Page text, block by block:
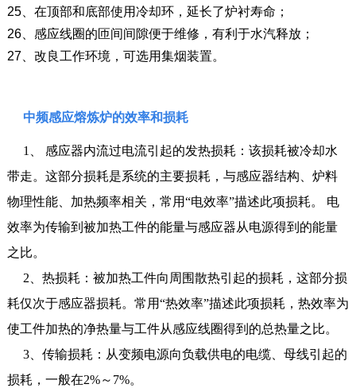
25、在顶部和底部使用冷却环，延长了炉衬寿命；
26、感应线圈的匝间间隙便于维修，有利于水汽释放；
27、改良工作环境，可选用集烟装置。
中频感应熔炼炉的效率和损耗
1、 感应器内流过电流引起的发热损耗：该损耗被冷却水
带走。这部分损耗是系统的主要损耗，与感应器结构、炉料
物理性能、加热频率相关，常用“电效率”描述此项损耗。 电
效率为传输到被加热工件的能量与感应器从电源得到的能量
之比。
2、热损耗：被加热工件向周围散热引起的损耗，这部分损
耗仅次于感应器损耗。常用“热效率”描述此项损耗，热效率为
使工件加热的净热量与工件从感应线圈得到的总热量之比。
3、传输损耗：从变频电源向负载供电的电缆、母线引起的
损耗，一般在2%～7%。